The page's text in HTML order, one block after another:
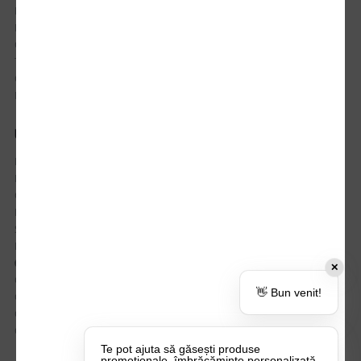
Istoric comenzi
Mostre si Conditii Retur Marfa
Cum comanzi
Termen de livrare
Costuri de livrare
Politica de returnare a produselor
UTILE
Despre Noi
Echipa Update Advertising
CSR si Implicare sociala
Branduri partenere
Suport dedicat si Intrebari frecvente
BLOG – Promo Tips&Tricks
Certificari si Sustenabilitate
Cariere la Update Advertising
CATALOAGE
Contactează-ne
✕
👋 Bun venit!
Te pot ajuta să găsești produse